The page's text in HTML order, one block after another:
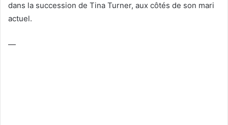
dans la succession de Tina Turner, aux côtés de son mari
actuel.
—